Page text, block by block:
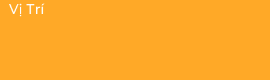
Vị Trí